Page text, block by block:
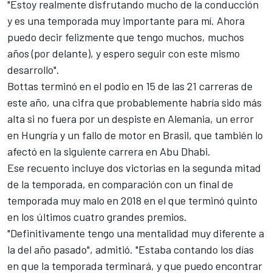
"Estoy realmente disfrutando mucho de la conducción
y es una temporada muy importante para mí. Ahora
puedo decir felizmente que tengo muchos, muchos
años (por delante), y espero seguir con este mismo
desarrollo".
Bottas terminó en el podio en 15 de las 21 carreras de
este año, una cifra que probablemente habría sido más
alta si no fuera por un despiste en Alemania, un error
en Hungría y un fallo de motor en Brasil, que también lo
afectó en la siguiente carrera en Abu Dhabi.
Ese recuento incluye dos victorias en la segunda mitad
de la temporada, en comparación con un final de
temporada muy malo en 2018 en el que terminó quinto
en los últimos cuatro grandes premios.
"Definitivamente tengo una mentalidad muy diferente a
la del año pasado", admitió. "Estaba contando los días
en que la temporada terminará, y que puedo encontrar